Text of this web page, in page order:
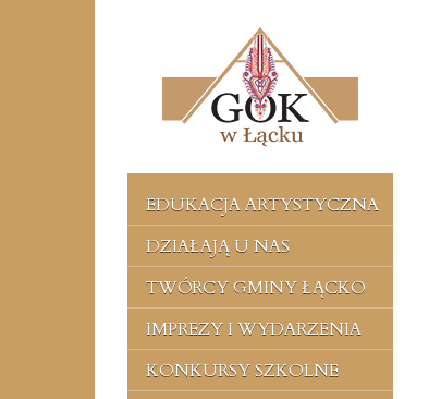
EDUKACJA ARTYSTYCZNA
DZIAŁAJĄ U NAS
TWÓRCY GMINY ŁĄCKO
IMPREZY I WYDARZENIA
KONKURSY SZKOLNE